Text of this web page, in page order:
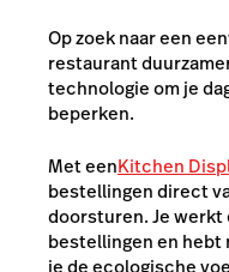
Op zoek naar een
restaurant
technologie om je
beperken.
Met eenKitchen
bestellingen direct
doorsturen. Je
bestellingen en hebt
je de ecologische